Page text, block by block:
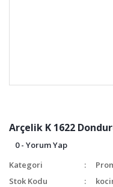
Arçelik K 1622
0 - Yorum Yap
Kategori
Stok Kodu